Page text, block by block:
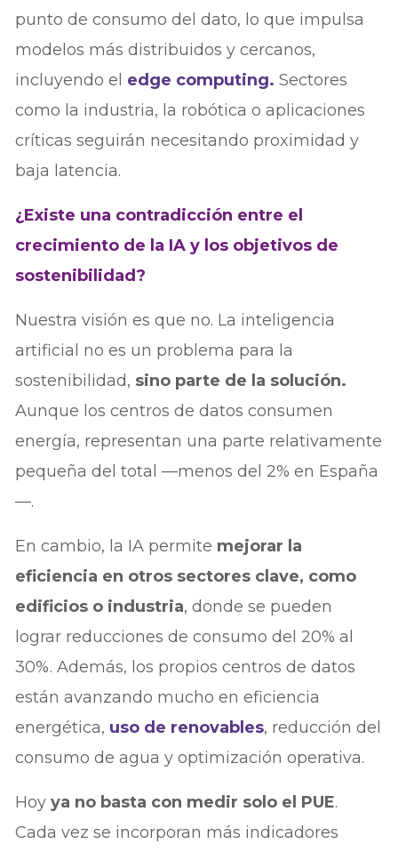
punto de consumo del dato, lo que impulsa
modelos más distribuidos y cercanos,
incluyendo el edge computing.Sectores
como la industria, la robótica o aplicaciones
críticas seguirán necesitando proximidad y
baja latencia.
¿Existe una contradicción entre el
crecimiento de la IA y los objetivos de
sostenibilidad?
Nuestra visión es que no. La inteligencia
artificial no es un problema para la
sostenibilidad, sino parte de la solución.
Aunque los centros de datos consumen
energía, representan una parte relativamente
pequeña del total —menos del 2% en España
—.
En cambio, la IA permite mejorar la
eficiencia en otros sectores clave, como
edificios o industria, donde se pueden
lograr reducciones de consumo del 20% al
30%. Además, los propios centros de datos
están avanzando mucho en eficiencia
energética, uso de renovables, reducción del
consumo de agua y optimización operativa.
Hoyya no basta con medir solo el PUE.
Cada vez se incorporan más indicadores